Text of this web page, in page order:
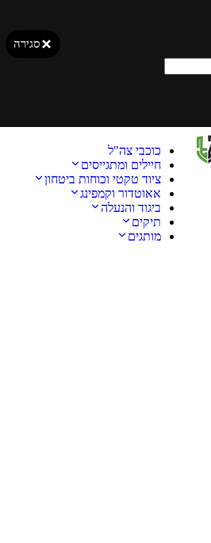
סגירה
כוכבי צה"ל
חיילים ומתגייסים
ציוד טקטי וכוחות ביטחון
אאוטדור וקמפינג
ביגוד והנעלה
תיקים
מותגים